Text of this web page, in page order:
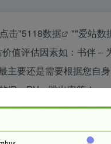
击"5118数据 ""爱站数
值评估因素如：书伴 –
主要还是需要根据您自
IP、PV、跳出率等！
于该外部链接的指向，不由